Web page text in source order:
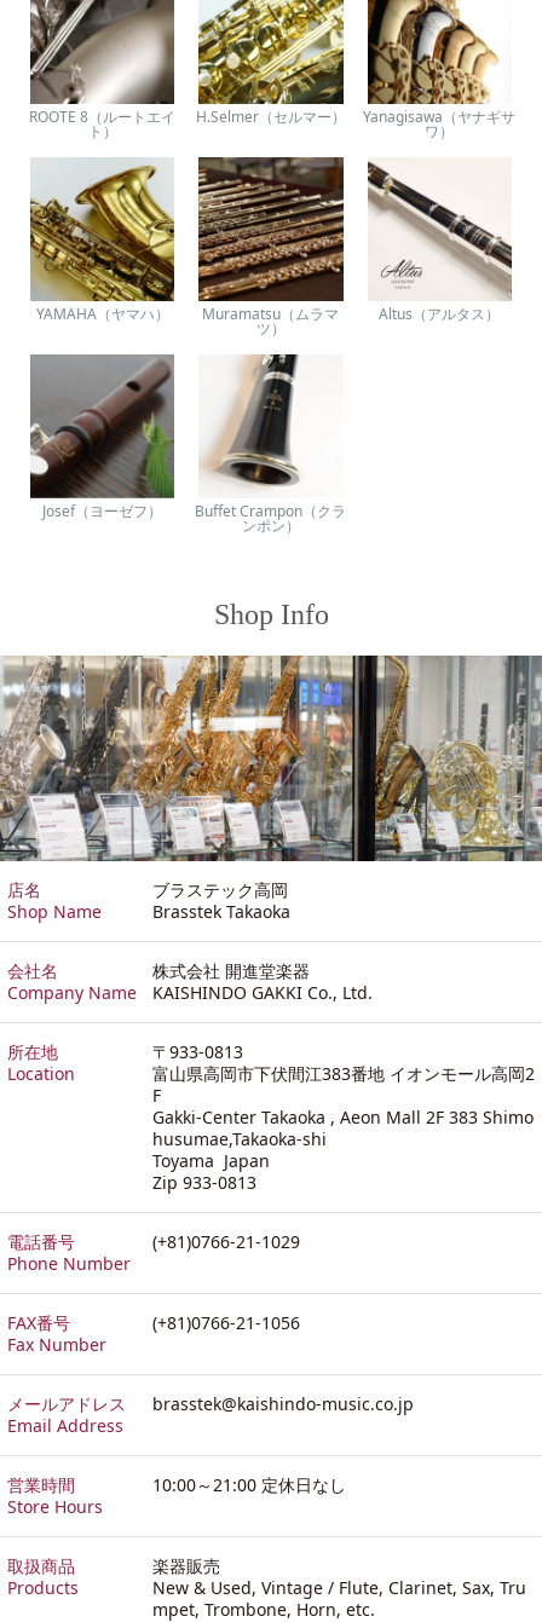
ROOTE 8（ルートエイ
ト）
H.Selmer（セルマー） Yanagisawa（ヤナギサ
ワ）
YAMAHA（ヤマハ） Muramatsu（ムラマ
ツ）
Altus（アルタス）
Josef（ヨーゼフ） Buffet Crampon（クラ
ンポン）
Shop Info
店名
Shop Name
ブラステック高岡
Brasstek Takaoka
会社名
Company Name
株式会社 開進堂楽器
KAISHINDO GAKKI Co., Ltd.
所在地
Location
〒933-0813
富山県高岡市下伏間江383番地 イオンモール高岡2
F
Gakki-Center Takaoka , Aeon Mall 2F 383 Shimo
husumae,Takaoka-shi
Toyama Japan
Zip 933-0813
電話番号
Phone Number
(+81)0766-21-1029
FAX番号
Fax Number
(+81)0766-21-1056
メールアドレス
Email Address
brasstek@kaishindo-music.co.jp
営業時間
Store Hours
10:00～21:00 定休日なし
取扱商品
Products
楽器販売
New & Used, Vintage / Flute, Clarinet, Sax, Tru
mpet, Trombone, Horn, etc.